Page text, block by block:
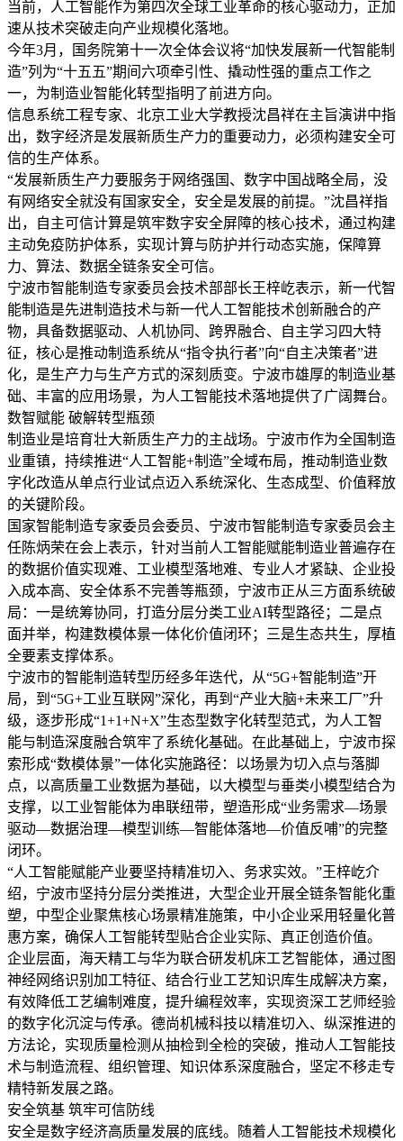
当前，人工智能作为第四次全球工业革命的核心驱动力，正加
速从技术突破走向产业规模化落地。
今年3月，国务院第十一次全体会议将“加快发展新一代智能制
造”列为“十五五”期间六项牵引性、撬动性强的重点工作之
一，为制造业智能化转型指明了前进方向。
信息系统工程专家、北京工业大学教授沈昌祥在主旨演讲中指
出，数字经济是发展新质生产力的重要动力，必须构建安全可
信的生产体系。
“发展新质生产力要服务于网络强国、数字中国战略全局，没
有网络安全就没有国家安全，安全是发展的前提。”沈昌祥指
出，自主可信计算是筑牢数字安全屏障的核心技术，通过构建
主动免疫防护体系，实现计算与防护并行动态实施，保障算
力、算法、数据全链条安全可信。
宁波市智能制造专家委员会技术部部长王梓屹表示，新一代智
能制造是先进制造技术与新一代人工智能技术创新融合的产
物，具备数据驱动、人机协同、跨界融合、自主学习四大特
征，核心是推动制造系统从“指令执行者”向“自主决策者”进
化，是生产力与生产方式的深刻质变。宁波市雄厚的制造业基
础、丰富的应用场景，为人工智能技术落地提供了广阔舞台。
数智赋能 破解转型瓶颈
制造业是培育壮大新质生产力的主战场。宁波市作为全国制造
业重镇，持续推进“人工智能+制造”全域布局，推动制造业数
字化改造从单点行业试点迈入系统深化、生态成型、价值释放
的关键阶段。
国家智能制造专家委员会委员、宁波市智能制造专家委员会主
任陈炳荣在会上表示，针对当前人工智能赋能制造业普遍存在
的数据价值实现难、工业模型落地难、专业人才紧缺、企业投
入成本高、安全体系不完善等瓶颈，宁波市正从三方面系统破
局：一是统筹协同，打造分层分类工业AI转型路径；二是点
面并举，构建数模体景一体化价值闭环；三是生态共生，厚植
全要素支撑体系。
宁波市的智能制造转型历经多年迭代，从“5G+智能制造”开
局，到“5G+工业互联网”深化，再到“产业大脑+未来工厂”升
级，逐步形成“1+1+N+X”生态型数字化转型范式，为人工智
能与制造深度融合筑牢了系统化基础。在此基础上，宁波市探
索形成“数模体景”一体化实施路径：以场景为切入点与落脚
点，以高质量工业数据为基础，以大模型与垂类小模型结合为
支撑，以工业智能体为串联纽带，塑造形成“业务需求—场景
驱动—数据治理—模型训练—智能体落地—价值反哺”的完整
闭环。
“人工智能赋能产业要坚持精准切入、务求实效。”王梓屹介
绍，宁波市坚持分层分类推进，大型企业开展全链条智能化重
塑，中型企业聚焦核心场景精准施策，中小企业采用轻量化普
惠方案，确保人工智能转型贴合企业实际、真正创造价值。
企业层面，海天精工与华为联合研发机床工艺智能体，通过图
神经网络识别加工特征、结合行业工艺知识库生成解决方案，
有效降低工艺编制难度，提升编程效率，实现资深工艺师经验
的数字化沉淀与传承。德尚机械科技以精准切入、纵深推进的
方法论，实现质量检测从抽检到全检的突破，推动人工智能技
术与制造流程、组织管理、知识体系深度融合，坚定不移走专
精特新发展之路。
安全筑基 筑牢可信防线
安全是数字经济高质量发展的底线。随着人工智能技术规模化